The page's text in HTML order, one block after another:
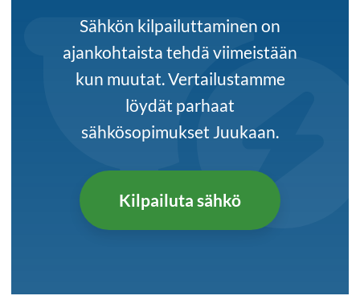
Sähkön kilpailuttaminen on
ajankohtaista tehdä viimeistään
kun muutat. Vertailustamme
löydät parhaat
sähkösopimukset Juukaan.
Kilpailuta sähkö